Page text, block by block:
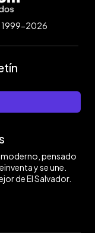
1999-2026
pensado
y se une.
de El Salvador.